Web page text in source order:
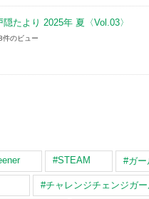
隠たより 2025年 夏〈Vol.03〉
件のビュー
#STEAM #ガー
#チャレンジチェンジガー